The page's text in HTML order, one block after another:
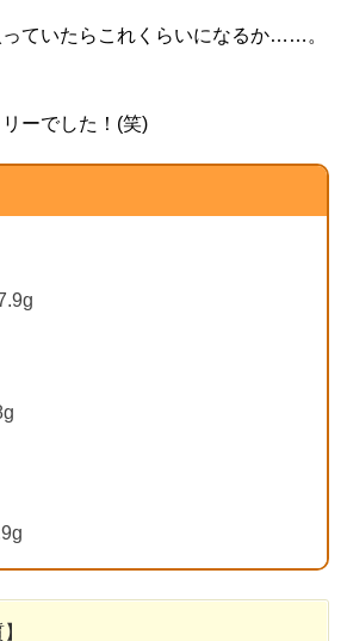
ていたらこれくらいになるか……。
ーでした！(笑)